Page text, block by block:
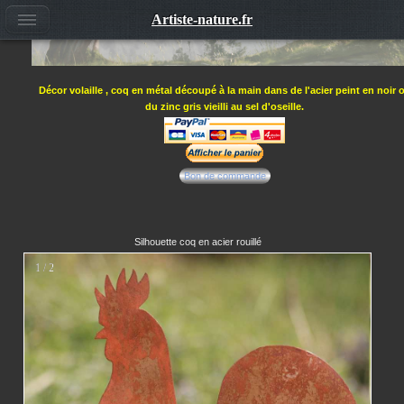
Décor volaille , coq en métal découpé à la main dans de l'acier peint en noir
du zinc gris vieilli au sel d'oseille.
Bon de commande
Silhouette coq en acier rouillé
1 / 2
Artiste-nature.fr